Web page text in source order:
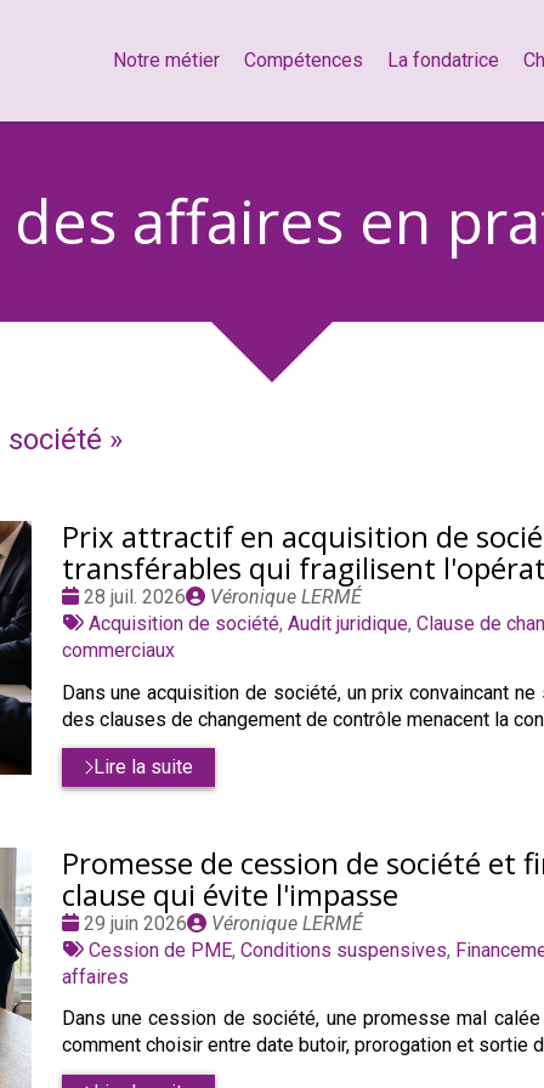
Notre métier Compétences La fondatrice
affaires en
»
Prix attractif en acquisition de
transférables qui fragilisent
Date
:
28 juil. 2026
Publié
par
Véronique LERMÉ
Tags
:
Acquisition de société, Audit juridique, Clause de
commerciaux
Dans une acquisition de société, un prix convaincant
des clauses de changement de contrôle menacent la
Lire la suite
Promesse de cession de société et
clause qui évite l'impasse
Date
:
29 juin 2026
Publié
par
Véronique LERMÉ
Tags
:
Cession de PME, Conditions suspensives,
affaires
Dans une cession de société, une promesse mal
comment choisir entre date butoir, prorogation et sortie